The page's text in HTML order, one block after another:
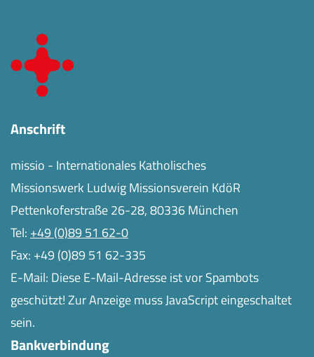
Anschrift
missio - Internationales Katholisches
Missionswerk Ludwig Missionsverein KdöR
Pettenkoferstraße 26-28, 80336 München
Tel: +49 (0)89 51 62-0
Fax: +49 (0)89 51 62-335
E-Mail: Diese E-Mail-Adresse ist vor Spambots
geschützt! Zur Anzeige muss JavaScript eingeschaltet
sein.
Bankverbindung